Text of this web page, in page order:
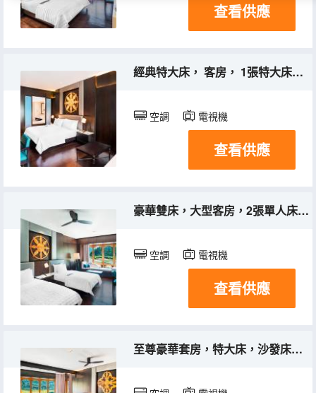
查看供應
經典特大床， 客房， 1張特大床， 帶沙發床， 山景
空調 電視機
查看供應
豪華雙床，大型客房，2張單人床，沙發床，河景
空調 電視機
查看供應
至尊豪華套房，特大床，沙發床，河景